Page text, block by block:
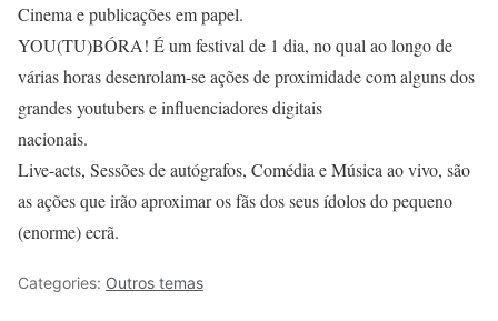
Cinema e publicações em papel.
YOU(TU)BÓRA! É um festival de 1 dia, no qual ao longo de
várias horas desenrolam-se ações de proximidade com alguns dos
grandes youtubers e influenciadores digitais
nacionais.
Live-acts, Sessões de autógrafos, Comédia e Música ao vivo, são
as ações que irão aproximar os fãs dos seus ídolos do pequeno
(enorme) ecrã.
Categories: Outros temas